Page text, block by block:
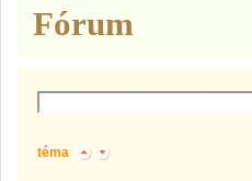
Fórum
téma